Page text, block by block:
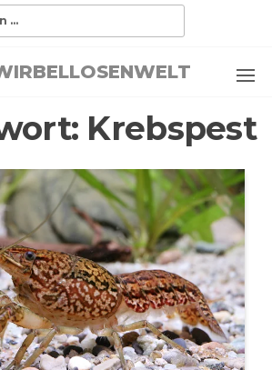
Krebspest